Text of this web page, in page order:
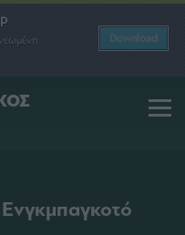
Download